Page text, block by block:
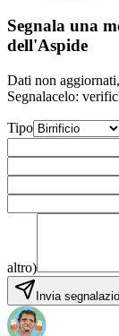
Segnala una
dell'Aspide
Dati non
Segnalacelo:
Tipo
altro)
Invia